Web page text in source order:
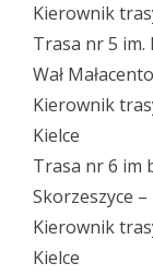
Kierownik
Trasa nr 5 im.
Wał
Kierownik
Kielce
Trasa nr 6 im
Skorzeszyce
Kierownik
Kielce